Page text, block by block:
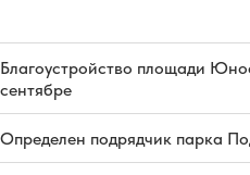
Благоустройство площади
сентябре
Определен подрядчик парка